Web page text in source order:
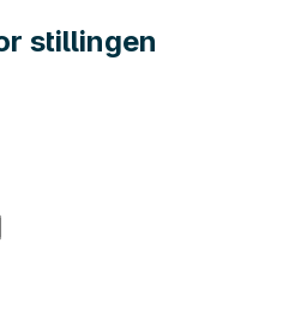
stillingen